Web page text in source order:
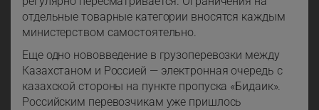
отдельные товарные категории вносятся каждым
министерством самостоятельно.
Еще одно нововведение в грузоперевозки между
Казахстаном и Россией — электронная очередь с
казахской стороны на пункте пропуска «Бидаик».
Российским перевозчикам уже пришлось